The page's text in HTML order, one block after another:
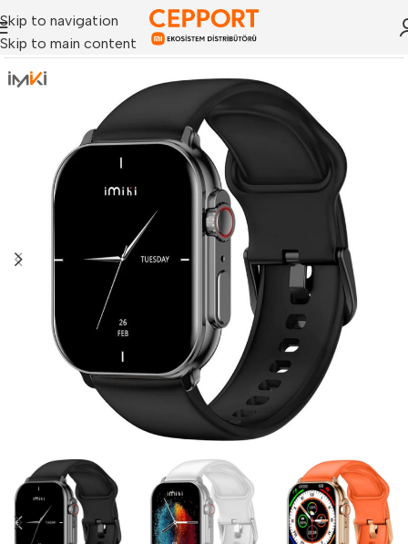
Skip to navigation
Skip to main content